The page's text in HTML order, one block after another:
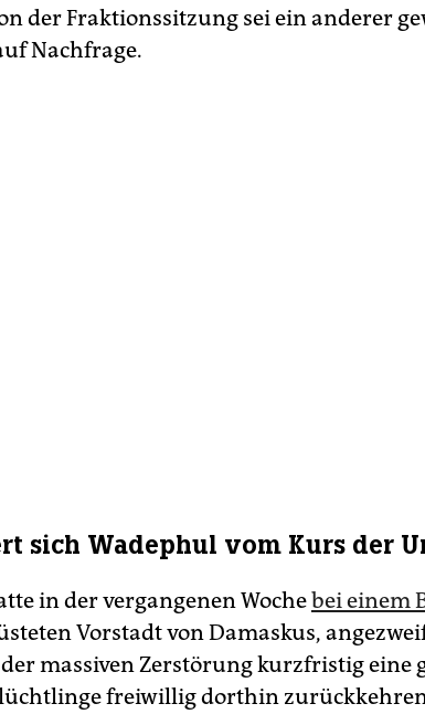
der Fraktionssitzung sei ein anderer
Nachfrage.
sich Wadephul vom Kurs der
in der vergangenen Wochebei einem
Vorstadt von Damaskus,
massiven Zerstörung kurzfristig eine
freiwillig dorthin